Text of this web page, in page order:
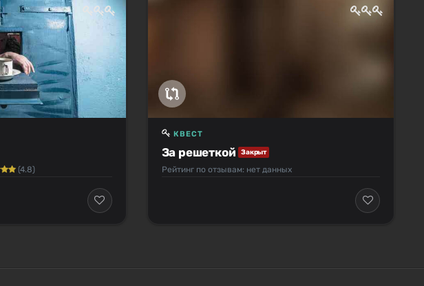
(4.8)
За решеткой Закрыт
КВЕСТ
Рейтинг по отзывам: нет данных